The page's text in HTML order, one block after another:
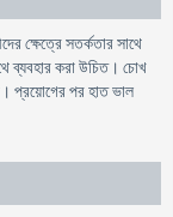
ক্ষেত্রে সতর্কতার সাথে
ব্যবহার করা উচিত। চোখ
প্রয়োগের পর হাত ভাল